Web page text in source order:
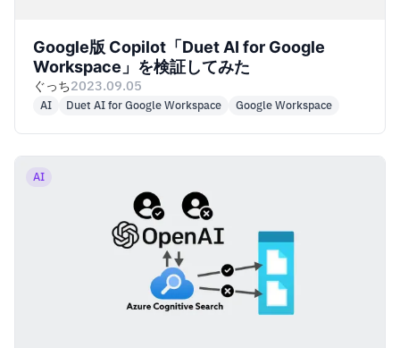
Google版 Copilot「Duet AI for Google
Workspace」を検証してみた
ぐっち2023.09.05
AI Duet AI for Google Workspace Google Workspace
AI